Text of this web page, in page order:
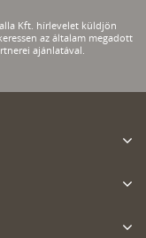
Kft. hírlevelet küldjön
az általam megadott
ajánlatával.